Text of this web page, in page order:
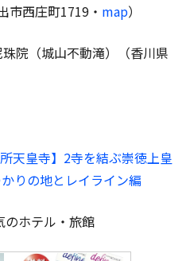
市西庄町1719・ map）
院（城山不動滝）（香川県
天皇寺】2寺を結ぶ崇徳上皇
りの地とレイライン編
のホテル・旅館